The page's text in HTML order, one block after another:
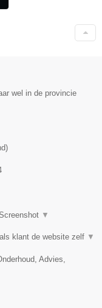
wel in de provincie
)
▼
klant de website zelf ▼
Advies,